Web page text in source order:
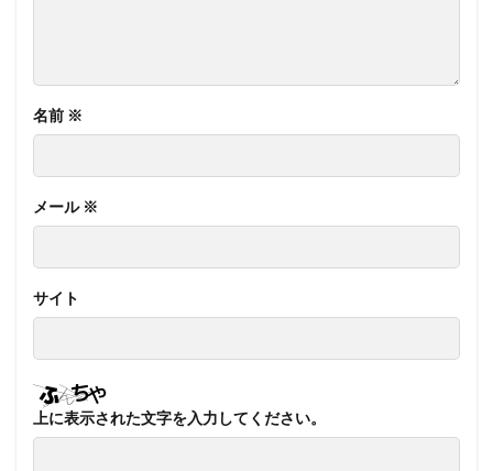
名前 ※
メール ※
サイト
上に表示された文字を入力してください。